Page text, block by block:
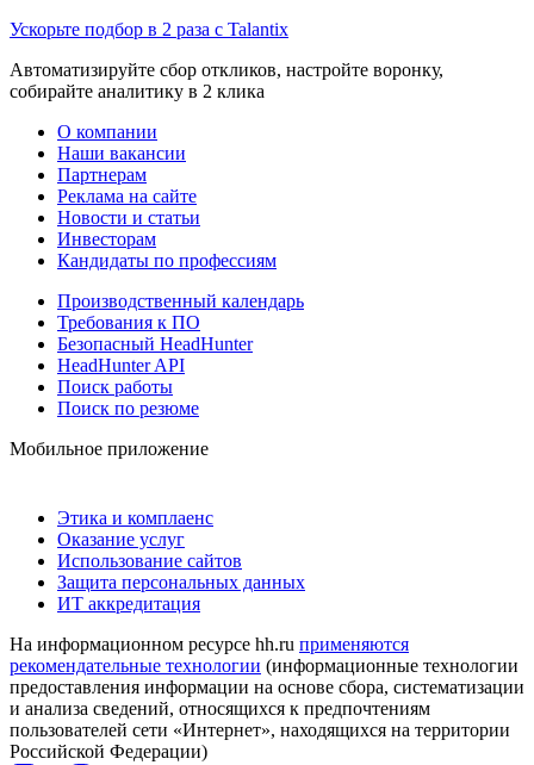
Ускорьте подбор в 2 раза с Talantix
Автоматизируйте сбор откликов, настройте воронку,
собирайте аналитику в 2 клика
О компании
Наши вакансии
Партнерам
Реклама на сайте
Новости и статьи
Инвесторам
Кандидаты по профессиям
Производственный календарь
Требования к ПО
Безопасный HeadHunter
HeadHunter API
Поиск работы
Поиск по резюме
Мобильное приложение
Этика и комплаенс
Оказание услуг
Использование сайтов
Защита персональных данных
ИТ аккредитация
На информационном ресурсе hh.ru применяются
рекомендательные технологии (информационные технологии
предоставления информации на основе сбора, систематизации
и анализа сведений, относящихся к предпочтениям
пользователей сети «Интернет», находящихся на территории
Российской Федерации)